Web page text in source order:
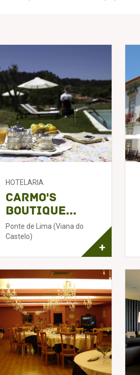
HOTELARIA
Carmo's
Boutique...
Ponte de Lima (Viana do
Castelo)
+